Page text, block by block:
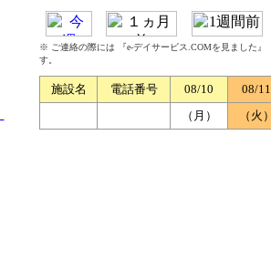
※ ご連絡の際には 『e-デイサービス.COMを見ました
す。
施設名 電話番号 08/10
08/11
（月）
（火